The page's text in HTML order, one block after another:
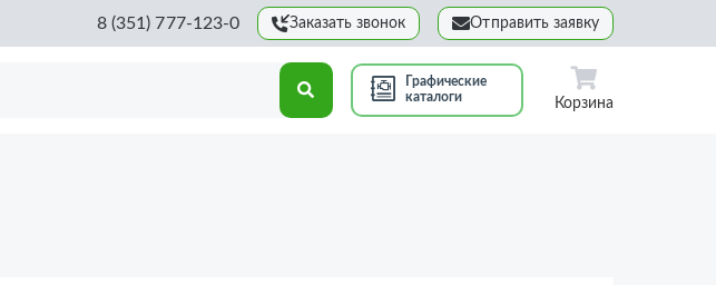
8 (351) 777-123-0 Заказать звонок Отправить заявку
Графические
каталоги
Корзина